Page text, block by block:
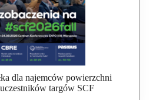
dla najemców powierzchni
targów SCF